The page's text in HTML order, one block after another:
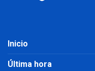
Inicio
Última hora